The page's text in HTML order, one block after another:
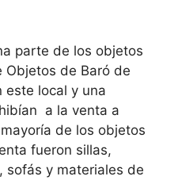
parte de los objetos
Objetos de Baró de
este local y una
a la venta a
de los objetos
fueron sillas,
sofás y materiales de